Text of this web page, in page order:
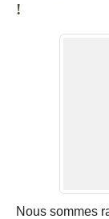
!
Nous sommes